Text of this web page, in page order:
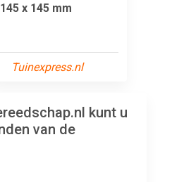
145 x 145 mm
Tuinexpress.nl
kunt u
van de